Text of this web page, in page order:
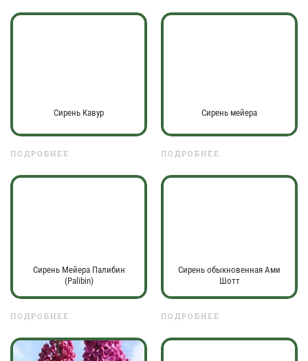
Сирень Кавур
ПОДРОБНЕЕ
Сирень мейера
ПОДРОБНЕЕ
Сирень Мейера Палибин
(Palibin)
ПОДРОБНЕЕ
Сирень обыкновенная Ами
Шотт
ПОДРОБНЕЕ